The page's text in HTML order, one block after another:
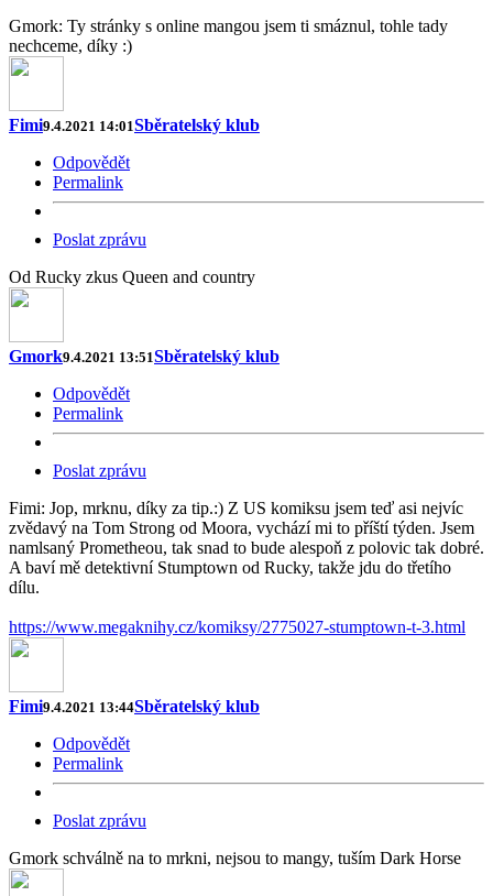
Gmork: Ty stránky s online mangou jsem ti smáznul, tohle tady
nechceme, díky :)
Fimi9.4.2021 14:01Sběratelský klub
Odpovědět
Permalink
Poslat zprávu
Od Rucky zkus Queen and country
Gmork9.4.2021 13:51Sběratelský klub
Odpovědět
Permalink
Poslat zprávu
Fimi: Jop, mrknu, díky za tip.:) Z US komiksu jsem teď asi nejvíc
zvědavý na Tom Strong od Moora, vychází mi to příští týden. Jsem
namlsaný Prometheou, tak snad to bude alespoň z polovic tak dobré.
A baví mě detektivní Stumptown od Rucky, takže jdu do třetího
dílu.
https://www.megaknihy.cz/komiksy/2775027-stumptown-t-3.html
Fimi9.4.2021 13:44Sběratelský klub
Odpovědět
Permalink
Poslat zprávu
Gmork schválně na to mrkni, nejsou to mangy, tuším Dark Horse